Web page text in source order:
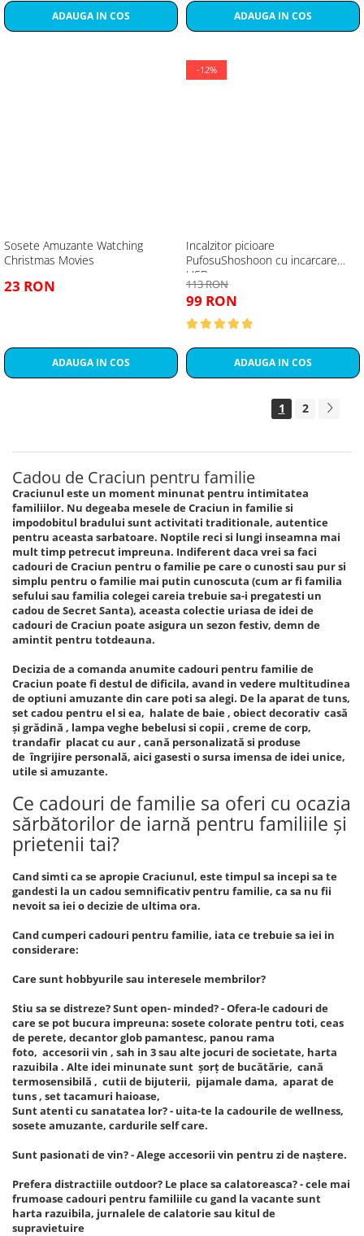
ADAUGA IN COS ADAUGA IN COS
Sosete Amuzante Watching
Christmas Movies
23 RON
ADAUGA IN COS
-12%
Incalzitor picioare
PufosuShoshoon cu incarcare
USB
113 RON
99 RON
ADAUGA IN COS
1 2
Cadou de Craciun pentru familie
Craciunul este un moment minunat pentru intimitatea
familiilor. Nu degeaba mesele de Craciun in familie si
impodobitul bradului sunt activitati traditionale, autentice
pentru aceasta sarbatoare. Noptile reci si lungi inseamna mai
mult timp petrecut impreuna. Indiferent daca vrei sa faci
cadouri de Craciun pentru o familie pe care o cunosti sau pur si
simplu pentru o familie mai putin cunoscuta (cum ar fi familia
sefului sau familia colegei careia trebuie sa-i pregatesti un
cadou de Secret Santa), aceasta colectie uriasa de idei de
cadouri de Craciun poate asigura un sezon festiv, demn de
amintit pentru totdeauna.
Decizia de a comanda anumite cadouri pentru familie de
Craciun poate fi destul de dificila, avand in vedere multitudinea
de optiuni amuzante din care poti sa alegi. De la aparat de tuns,
set cadou pentru el si ea, halate de baie , obiect decorativ casă
și grădină , lampa veghe bebelusi si copii , creme de corp,
trandafir placat cu aur , cană personalizată si produse
de îngrijire personală, aici gasesti o sursa imensa de idei unice,
utile si amuzante.
Ce cadouri de familie sa oferi cu ocazia
sărbătorilor de iarnă pentru familiile și
prietenii tai?
Cand simti ca se apropie Craciunul, este timpul sa incepi sa te
gandesti la un cadou semnificativ pentru familie, ca sa nu fii
nevoit sa iei o decizie de ultima ora.
Cand cumperi cadouri pentru familie, iata ce trebuie sa iei in
considerare:
Care sunt hobbyurile sau interesele membrilor?
Stiu sa se distreze? Sunt open- minded? - Ofera-le cadouri de
care se pot bucura impreuna: sosete colorate pentru toti, ceas
de perete, decantor glob pamantesc, panou rama
foto, accesorii vin , sah in 3 sau alte jocuri de societate, harta
razuibila . Alte idei minunate sunt șorț de bucătărie, cană
termosensibilă , cutii de bijuterii, pijamale dama, aparat de
tuns , set tacamuri haioase,
Sunt atenti cu sanatatea lor? - uita-te la cadourile de wellness,
sosete amuzante, cardurile self care.
Sunt pasionati de vin? - Alege accesorii vin pentru zi de naștere.
Prefera distractiile outdoor? Le place sa calatoreasca? - cele mai
frumoase cadouri pentru familiile cu gand la vacante sunt
harta razuibila, jurnalele de calatorie sau kitul de
supravietuire